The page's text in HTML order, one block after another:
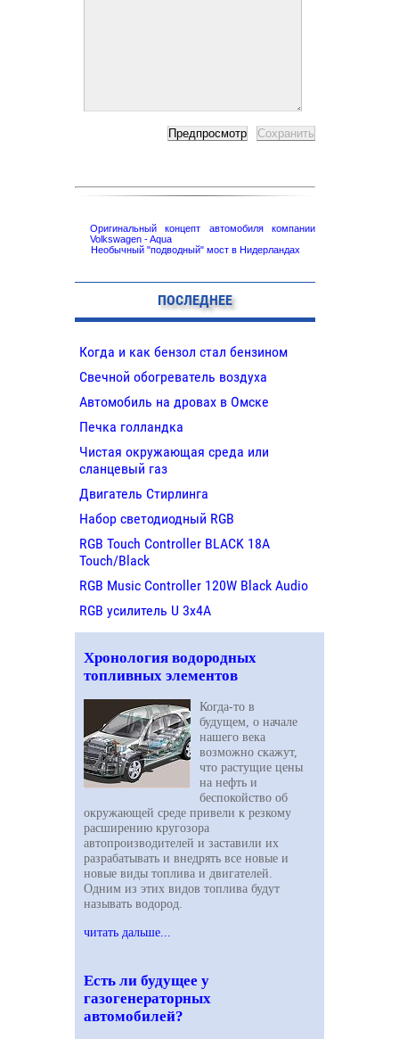
Оригинальный концепт автомобиля компании
Volkswagen - Aqua
Необычный "подводный" мост в Нидерландах
ПОСЛЕДНЕЕ
Когда и как бензол стал бензином
Свечной обогреватель воздуха
Автомобиль на дровах в Омске
Печка голландка
Чистая окружающая среда или
сланцевый газ
Двигатель Стирлинга
Набор светодиодный RGB
RGB Touch Controller BLACK 18A
Touch/Black
RGB Music Controller 120W Black Audio
RGB усилитель U 3х4A
Хронология водородных
топливных элементов
Когда-то в
будущем, о начале
нашего века
возможно скажут,
что растущие цены
на нефть и
беспокойство об
окружающей среде привели к резкому
расширению кругозора
автопроизводителей и заставили их
разрабатывать и внедрять все новые и
новые виды топлива и двигателей.
Одним из этих видов топлива будут
называть водород.
читать дальше...
Есть ли будущее у
газогенераторных
автомобилей?